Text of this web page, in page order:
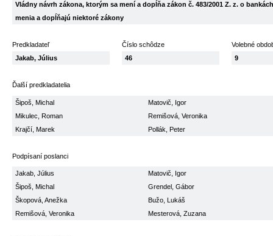
Vládny návrh zákona, ktorým sa mení a dopĺňa zákon č. 483/2001 Z. z. o
menia a dopĺňajú niektoré zákony
Predkladateľ
Jakab, Július
Číslo schôdze
46
Volebné
9
Ďalší predkladatelia
Šipoš, Michal
Matovič, Igor
Mikulec, Roman
Remišová, Veronika
Krajčí, Marek
Pollák, Peter
Podpísaní poslanci
Jakab, Július
Matovič, Igor
Šipoš, Michal
Grendel, Gábor
Škopová, Anežka
Bužo, Lukáš
Remišová, Veronika
Mesterová, Zuzana